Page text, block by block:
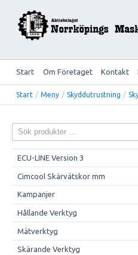
Start Om Företaget Kontakt
Start / Meny / Skyddutrustning /
ECU-LINE Version 3
Cimcool Skärvätskor mm
Kampanjer
Hållande Verktyg
Mätverktyg
Skärande Verktyg